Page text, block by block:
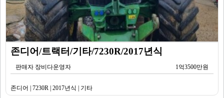
존디어/트랙터/기타/7230R/2017년식
판매자 장비다운영자 1억3500만원
존디어 | 7230R | 2017년식 | 기타